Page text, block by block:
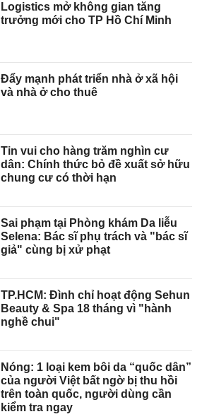
Logistics mở không gian tăng
trưởng mới cho TP Hồ Chí Minh
Đẩy mạnh phát triển nhà ở xã hội
và nhà ở cho thuê
Tin vui cho hàng trăm nghìn cư
dân: Chính thức bỏ đề xuất sở hữu
chung cư có thời hạn
Sai phạm tại Phòng khám Da liễu
Selena: Bác sĩ phụ trách và "bác sĩ
giả" cùng bị xử phạt
TP.HCM: Đình chỉ hoạt động Sehun
Beauty & Spa 18 tháng vì "hành
nghề chui"
Nóng: 1 loại kem bôi da “quốc dân”
của người Việt bất ngờ bị thu hồi
trên toàn quốc, người dùng cần
kiểm tra ngay